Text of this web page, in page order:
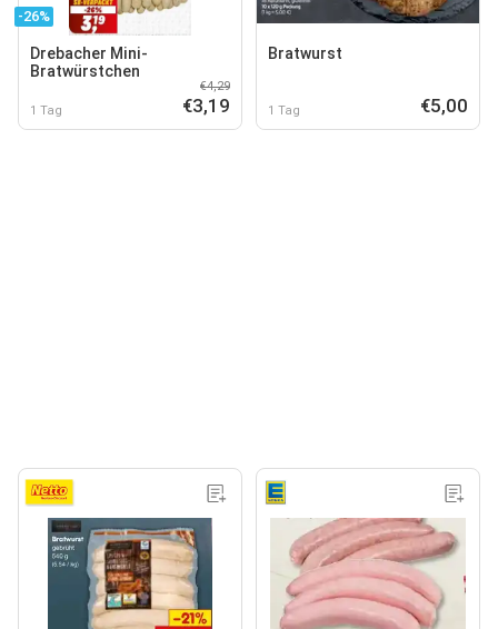
-26%
Drebacher Mini-
Bratwürstchen
1 Tag
€4,29
€3,19
Bratwurst
1 Tag €5,00